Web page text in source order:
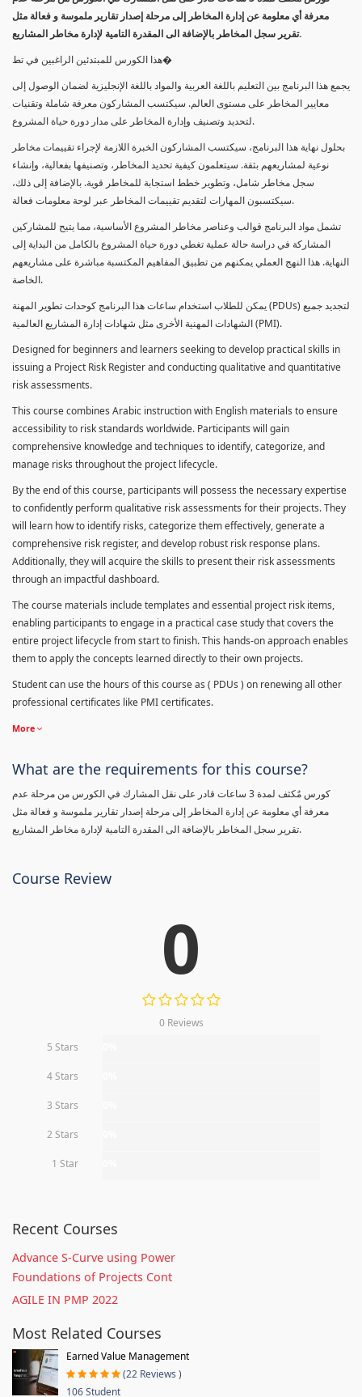
معرفة أي معلومة عن إدارة المخاطر إلى مرحلة إصدار تقارير ملموسة و فعالة مثل
تقرير سجل المخاطر بالإضافة الى المقدرة التامية لإدارة مخاطر المشاريع.
هذا الكورس للمبتدئين الراغبين في تط�
يجمع هذا البرنامج بين التعليم باللغة العربية والمواد باللغة الإنجليزية لضمان الوصول إلى
معايير المخاطر على مستوى العالم. سيكتسب المشاركون معرفة شاملة وتقنيات
لتحديد وتصنيف وإدارة المخاطر على مدار دورة حياة المشروع.
بحلول نهاية هذا البرنامج، سيكتسب المشاركون الخبرة اللازمة لإجراء تقييمات مخاطر
نوعية لمشاريعهم بثقة. سيتعلمون كيفية تحديد المخاطر، وتصنيفها بفعالية، وإنشاء
سجل مخاطر شامل، وتطوير خطط استجابة للمخاطر قوية. بالإضافة إلى ذلك،
سيكتسبون المهارات لتقديم تقييمات المخاطر عبر لوحة معلومات فعالة.
تشمل مواد البرنامج قوالب وعناصر مخاطر المشروع الأساسية، مما يتيح للمشاركين
المشاركة في دراسة حالة عملية تغطي دورة حياة المشروع بالكامل من البداية إلى
النهاية. هذا النهج العملي يمكنهم من تطبيق المفاهيم المكتسبة مباشرة على مشاريعهم
الخاصة.
يمكن للطلاب استخدام ساعات هذا البرنامج كوحدات تطوير المهنة (PDUs) لتجديد جميع
الشهادات المهنية الأخرى مثل شهادات إدارة المشاريع العالمية (PMI).
Designed for beginners and learners seeking to develop practical skills in
issuing a Project Risk Register and conducting qualitative and quantitative
risk assessments.
This course combines Arabic instruction with English materials to ensure
accessibility to risk standards worldwide. Participants will gain
comprehensive knowledge and techniques to identify, categorize, and
manage risks throughout the project lifecycle.
By the end of this course, participants will possess the necessary expertise
to confidently perform qualitative risk assessments for their projects. They
will learn how to identify risks, categorize them effectively, generate a
comprehensive risk register, and develop robust risk response plans.
Additionally, they will acquire the skills to present their risk assessments
through an impactful dashboard.
The course materials include templates and essential project risk items,
enabling participants to engage in a practical case study that covers the
entire project lifecycle from start to finish. This hands-on approach enables
them to apply the concepts learned directly to their own projects.
Student can use the hours of this course as ( PDUs ) on renewing all other
professional certificates like PMI certificates.
More
What are the requirements for this course?
كورس مٌكثف لمدة 3 ساعات قادر على نقل المشارك في الكورس من مرحلة عدم
معرفة أي معلومة عن إدارة المخاطر إلى مرحلة إصدار تقارير ملموسة و فعالة مثل
تقرير سجل المخاطر بالإضافة الى المقدرة التامية لإدارة مخاطر المشاريع.
Course Review
0
0 Reviews
5 Stars
4 Stars
3 Stars
2 Stars
1 Star
Recent Courses
Advance S-Curve using Power
Foundations of Projects Cont
AGILE IN PMP 2022
Most Related Courses
Earned Value Management
(22 Reviews )
106 Student